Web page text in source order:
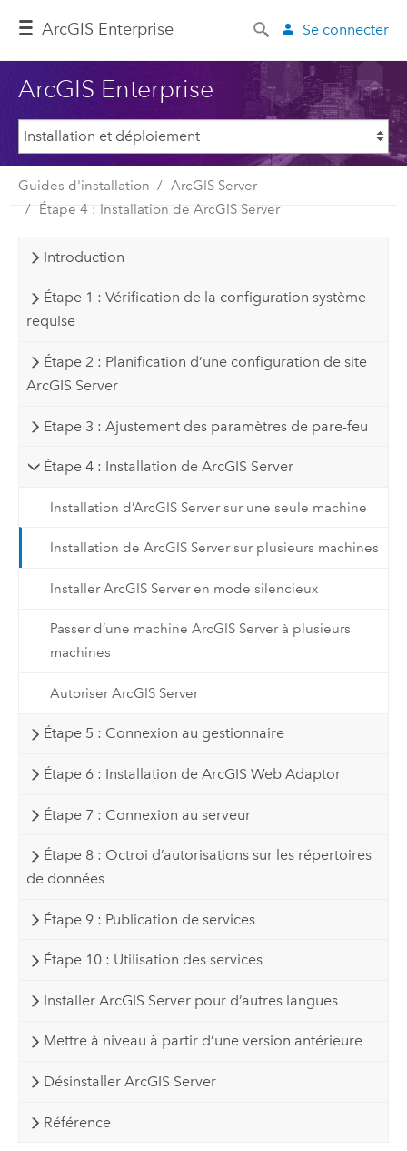
ArcGIS Enterprise Se connecter
ArcGIS Enterprise
Guides d'installation
ArcGIS Server
Étape 4 : Installation de ArcGIS Server
Introduction
Étape 1 : Vérification de la configuration système
requise
Étape 2 : Planification d’une configuration de site
ArcGIS Server
Etape 3 : Ajustement des paramètres de pare-feu
Étape 4 : Installation de ArcGIS Server
Installation d’ArcGIS Server sur une seule machine
Installation de ArcGIS Server sur plusieurs machines
Installer ArcGIS Server en mode silencieux
Passer d’une machine ArcGIS Server à plusieurs
machines
Autoriser ArcGIS Server
Étape 5 : Connexion au gestionnaire
Étape 6 : Installation de ArcGIS Web Adaptor
Étape 7 : Connexion au serveur
Étape 8 : Octroi d’autorisations sur les répertoires
de données
Étape 9 : Publication de services
Étape 10 : Utilisation des services
Installer ArcGIS Server pour d’autres langues
Mettre à niveau à partir d’une version antérieure
Désinstaller ArcGIS Server
Référence